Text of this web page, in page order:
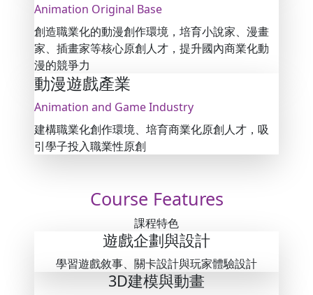
Animation Original Base
創造職業化的動漫創作環境，培育小說家、漫畫
家、插畫家等核心原創人才，提升國內商業化動
漫的競爭力
動漫遊戲產業
Animation and Game Industry
建構職業化創作環境、培育商業化原創人才，吸
引學子投入職業性原創
Course Features
課程特色
遊戲企劃與設計
學習遊戲敘事、關卡設計與玩家體驗設計
3D建模與動畫